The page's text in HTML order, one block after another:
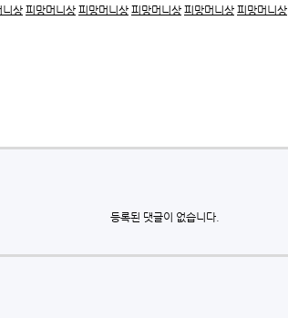
니상 피망머니상 피망머니상 피망머니상 피망머니상 피망머니상
등록된 댓글이 없습니다.